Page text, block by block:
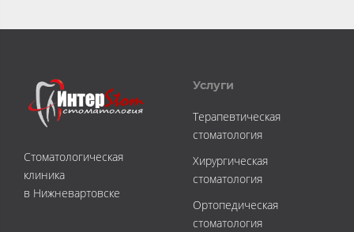
Стоматологическая
клиника
в Нижневартовске
Услуги
Терапевтическая
стоматология
Хирургическая
стоматология
Ортопедическая
стоматология